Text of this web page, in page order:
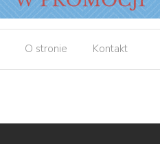
O stronie Kontakt